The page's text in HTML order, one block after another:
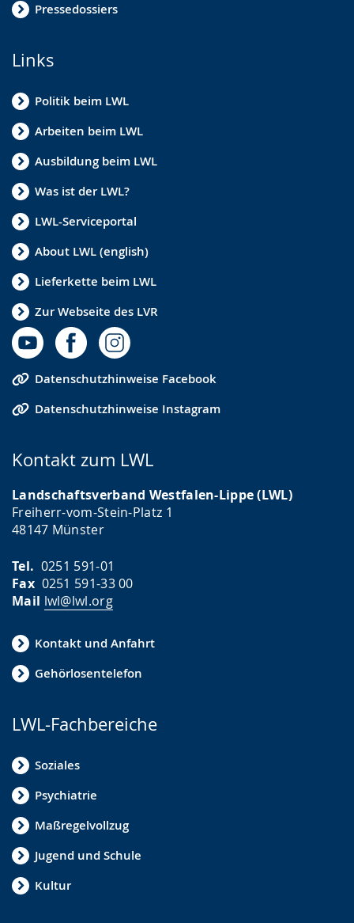
Pressedossiers
Links
Politik beim LWL
Arbeiten beim LWL
Ausbildung beim LWL
Was ist der LWL?
LWL-Serviceportal
About LWL (english)
Lieferkette beim LWL
Zur Webseite des LVR
Datenschutzhinweise Facebook
Datenschutzhinweise Instagram
Kontakt zum LWL
Landschaftsverband Westfalen-Lippe (LWL)
Freiherr-vom-Stein-Platz 1
48147 Münster
Tel. 0251 591-01
Fax0251 591-33 00
Mail lwl@lwl.org
Kontakt und Anfahrt
Gehörlosentelefon
LWL-Fachbereiche
Soziales
Psychiatrie
Maßregelvollzug
Jugend und Schule
Kultur